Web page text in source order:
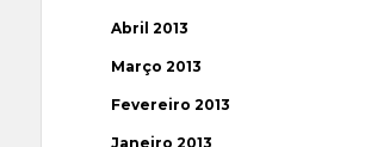
Abril 2013
Março 2013
Fevereiro 2013
Janeiro 2013